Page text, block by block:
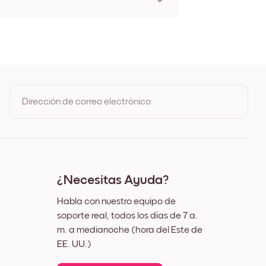
Giverny Lienzo
Dirección de correo electrónico
¿Necesitas Ayuda?
Habla con nuestro equipo de
soporte real, todos los días de 7 a.
m. a medianoche (hora del Este de
EE. UU.)